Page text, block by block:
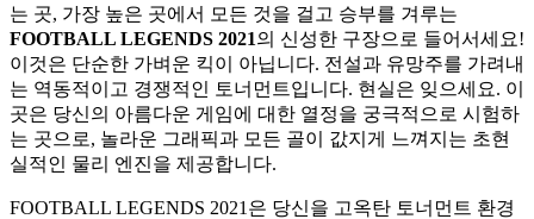
는 곳, 가장 높은 곳에서 모든 것을 걸고 승부를 겨루는
FOOTBALL LEGENDS 2021의 신성한 구장으로 들어서세요!
이것은 단순한 가벼운 킥이 아닙니다. 전설과 유망주를 가려내
는 역동적이고 경쟁적인 토너먼트입니다. 현실은 잊으세요. 이
곳은 당신의 아름다운 게임에 대한 열정을 궁극적으로 시험하
는 곳으로, 놀라운 그래픽과 모든 골이 값지게 느껴지는 초현
실적인 물리 엔진을 제공합니다.
FOOTBALL LEGENDS 2021은 당신을 고옥탄 토너먼트 환경